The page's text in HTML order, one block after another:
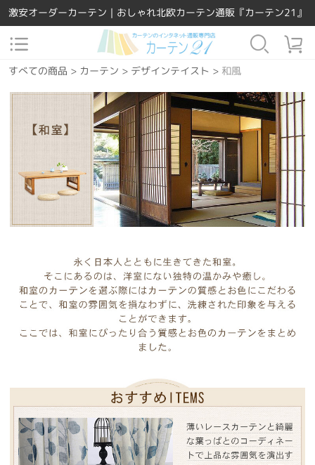
激安オーダーカーテン｜おしゃれ北欧カーテン通販『カーテン21』
すべての商品 > カーテン > デザインテイスト > 和風